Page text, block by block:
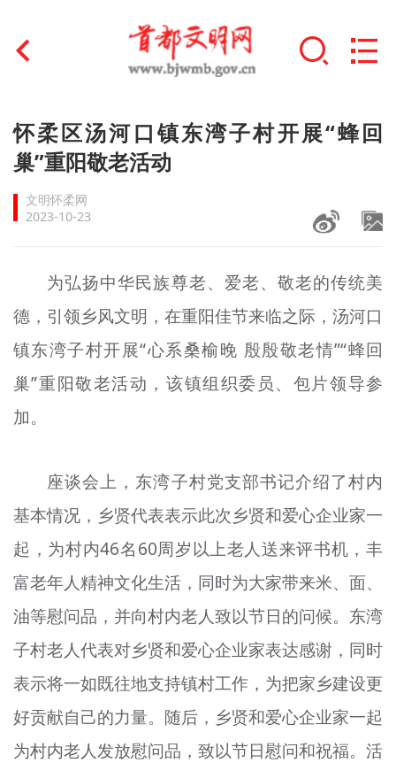
首页
文明创建
文明实践
未成年人思想道德建设
榜样人物
+
身边好人
文明评论
宣传思想文化人才
专题
资料库
+
怀柔区汤河口镇东湾子村开展“蜂回
巢”重阳敬老活动
文明怀柔网
2023-10-23
为弘扬中华民族尊老、爱老、敬老的传统美
德，引领乡风文明，在重阳佳节来临之际，汤河口
镇东湾子村开展“心系桑榆晚 殷殷敬老情”“蜂回
巢”重阳敬老活动，该镇组织委员、包片领导参
加。
座谈会上，东湾子村党支部书记介绍了村内
基本情况，乡贤代表表示此次乡贤和爱心企业家一
起，为村内46名60周岁以上老人送来评书机，丰
富老年人精神文化生活，同时为大家带来米、面、
油等慰问品，并向村内老人致以节日的问候。东湾
子村老人代表对乡贤和爱心企业家表达感谢，同时
表示将一如既往地支持镇村工作，为把家乡建设更
好贡献自己的力量。随后，乡贤和爱心企业家一起
为村内老人发放慰问品，致以节日慰问和祝福。活